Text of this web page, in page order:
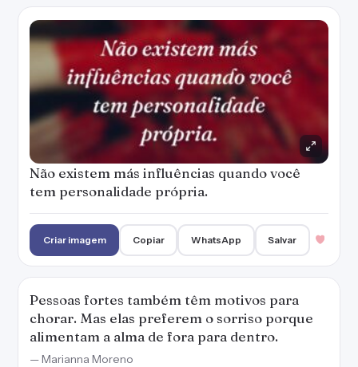
Não existem más influências quando você
tem personalidade própria.
Criar imagem Copiar WhatsApp Salvar
Pessoas fortes também têm motivos para
chorar. Mas elas preferem o sorriso porque
alimentam a alma de fora para dentro.
— Marianna Moreno